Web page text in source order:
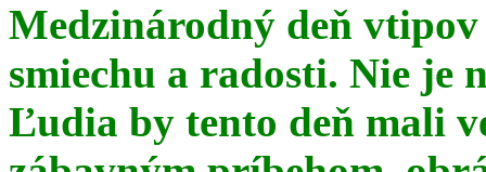
Medzinárodný deň
smiechu a radosti. Nie je
Ľudia by tento deň mali